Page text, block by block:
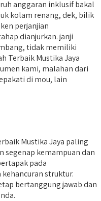
anggaran inklusif bakal
kolam renang, dek, bilik
perjanjian
dianjurkan. janji
tidak memiliki
Terbaik Mustika Jaya
kami, malahan dari
di mou, lain
Mustika Jaya paling
segenap kemampuan dan
pada
struktur.
bertanggung jawab dan